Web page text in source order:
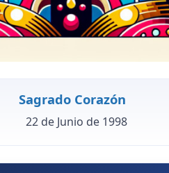
Sagrado Corazón
22 de Junio de 1998